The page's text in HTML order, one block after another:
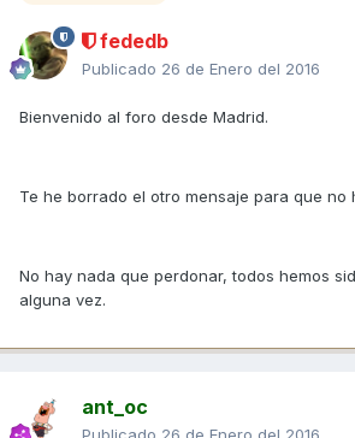
fededb
Publicado 26 de Enero del 2016
Bienvenido al foro desde Madrid.
Te he borrado el otro mensaje para que no
No hay nada que perdonar, todos hemos
alguna vez.
ant_oc
Publicado 26 de Enero del 2016